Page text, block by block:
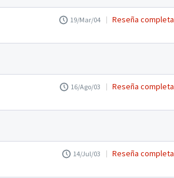
19/Mar/04 Reseña completa
16/Ago/03 Reseña completa
14/Jul/03 Reseña completa